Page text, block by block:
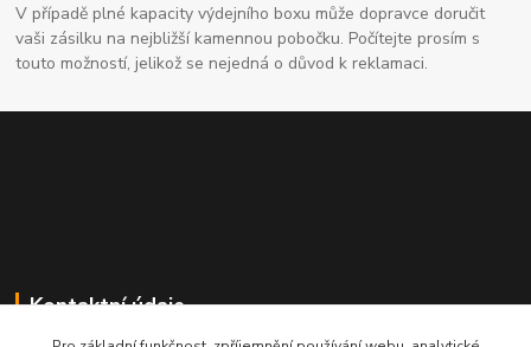
V případě plné kapacity výdejního boxu může dopravce doručit
vaši zásilku na nejbližší kamennou pobočku. Počítejte prosím s
touto možností, jelikož se nejedná o důvod k reklamaci.
Kontaktní údaje